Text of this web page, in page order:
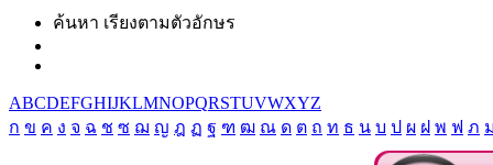
ค้นหา เรียงตามตัวอักษร
ABCDEFGHIJKLMNOPQRSTUVWXYZ
ก ข ค ง จ ฉ ช ซ ฌ ญ ฎ ฏ ฐ ฑ ฒ ณ ด ต ถ ท ธ น บ ป ผ ฝ พ ฟ ภ